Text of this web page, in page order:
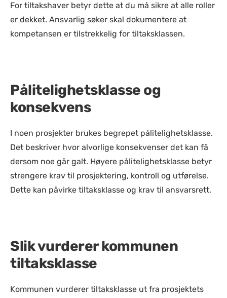
For tiltakshaver betyr dette at du må sikre at alle roller
er dekket. Ansvarlig søker skal dokumentere at
kompetansen er tilstrekkelig for tiltaksklassen.
Pålitelighetsklasse og
konsekvens
I noen prosjekter brukes begrepet pålitelighetsklasse.
Det beskriver hvor alvorlige konsekvenser det kan få
dersom noe går galt. Høyere pålitelighetsklasse betyr
strengere krav til prosjektering, kontroll og utførelse.
Dette kan påvirke tiltaksklasse og krav til ansvarsrett.
Slik vurderer kommunen
tiltaksklasse
Kommunen vurderer tiltaksklasse ut fra prosjektets